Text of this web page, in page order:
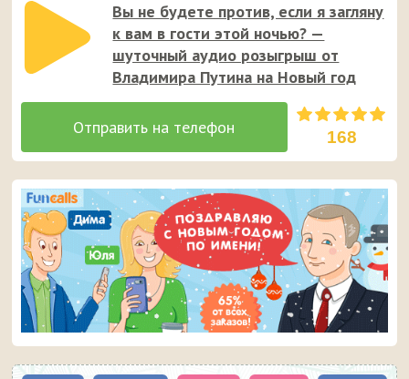
Вы не будете против, если я загляну
к вам в гости этой ночью? —
шуточный аудио розыгрыш от
Владимира Путина на Новый год
168